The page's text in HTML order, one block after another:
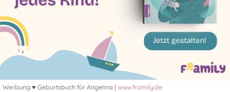
Werbung ♥ Geburtsbuch für Angelina | www.framily.de